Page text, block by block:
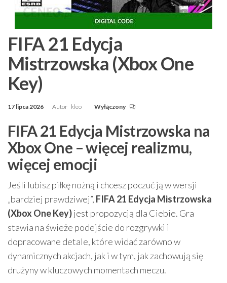
FIFA 21 Edycja
Mistrzowska (Xbox One
Key)
17 lipca 2026 Autor kleo Wyłączony
FIFA 21 Edycja Mistrzowska na
Xbox One – więcej realizmu,
więcej emocji
Jeśli lubisz piłkę nożną i chcesz poczuć ją w wersji
„bardziej prawdziwej”, FIFA 21 Edycja Mistrzowska
(Xbox One Key)jest propozycją dla Ciebie. Gra
stawia na świeże podejście do rozgrywki i
dopracowane detale, które widać zarówno w
dynamicznych akcjach, jak i w tym, jak zachowują się
drużyny w kluczowych momentach meczu.